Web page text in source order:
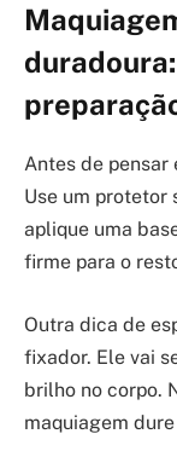
Antes de pensar
Use um protetor
aplique uma
firme para o
Outra dica de
fixador. Ele vai
brilho no corpo.
maquiagem